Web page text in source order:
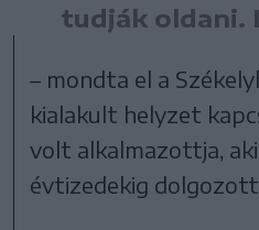
tudják oldani.
– mondta el a
kialakult helyzet
volt alkalmazottja,
évtizedekig dolgozott